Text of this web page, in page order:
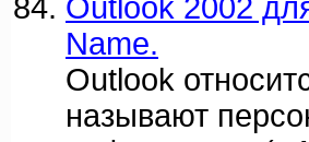
Outlook 2002
Name.
Outlook
называют